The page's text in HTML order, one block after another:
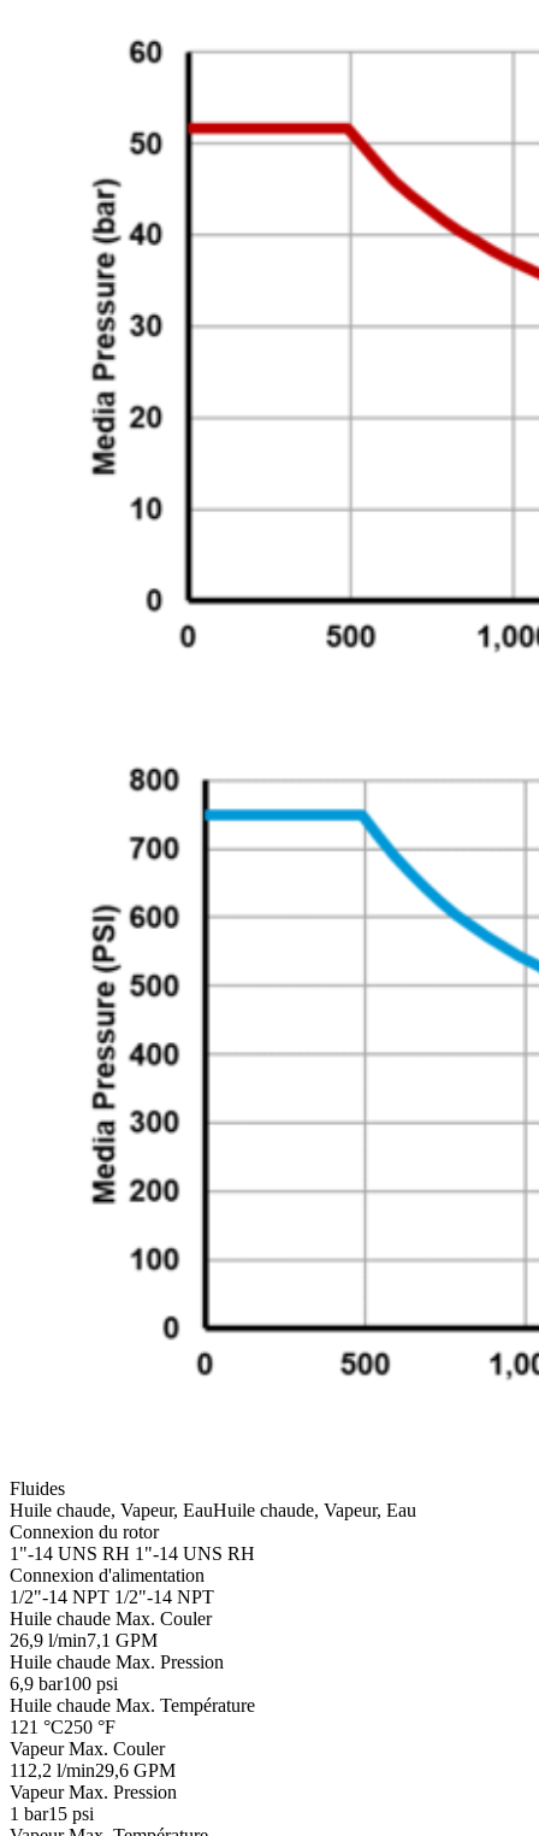
Fluides
Huile chaude, Vapeur, EauHuile chaude, Vapeur, Eau
Connexion du rotor
1"-14 UNS RH 1"-14 UNS RH
Connexion d'alimentation
1/2"-14 NPT 1/2"-14 NPT
Huile chaude Max. Couler
26,9 l/min7,1 GPM
Huile chaude Max. Pression
6,9 bar100 psi
Huile chaude Max. Température
121 °C250 °F
Vapeur Max. Couler
112,2 l/min29,6 GPM
Vapeur Max. Pression
1 bar15 psi